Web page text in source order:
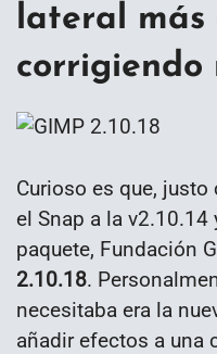
lateral más
corrigiendo
Curioso es que,
el Snap a la v2.10.14
paquete, Fundación
2.10.18.
necesitaba era la
añadir efectos a una